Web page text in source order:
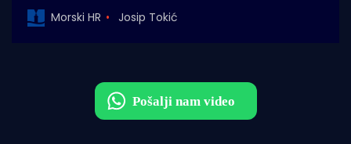
Morski HR Josip Tokić